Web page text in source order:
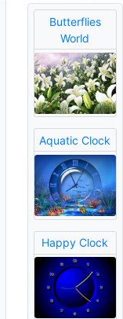
Butterflies
World
Aquatic Clock
Happy Clock